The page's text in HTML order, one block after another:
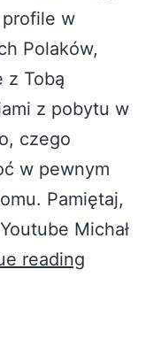
w
Polaków,
z Tobą
z pobytu w
czego
w pewnym
Pamiętaj,
Michał
reading